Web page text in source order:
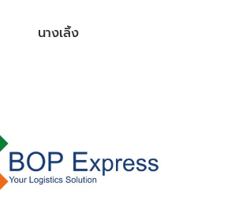
นางเลิ้ง